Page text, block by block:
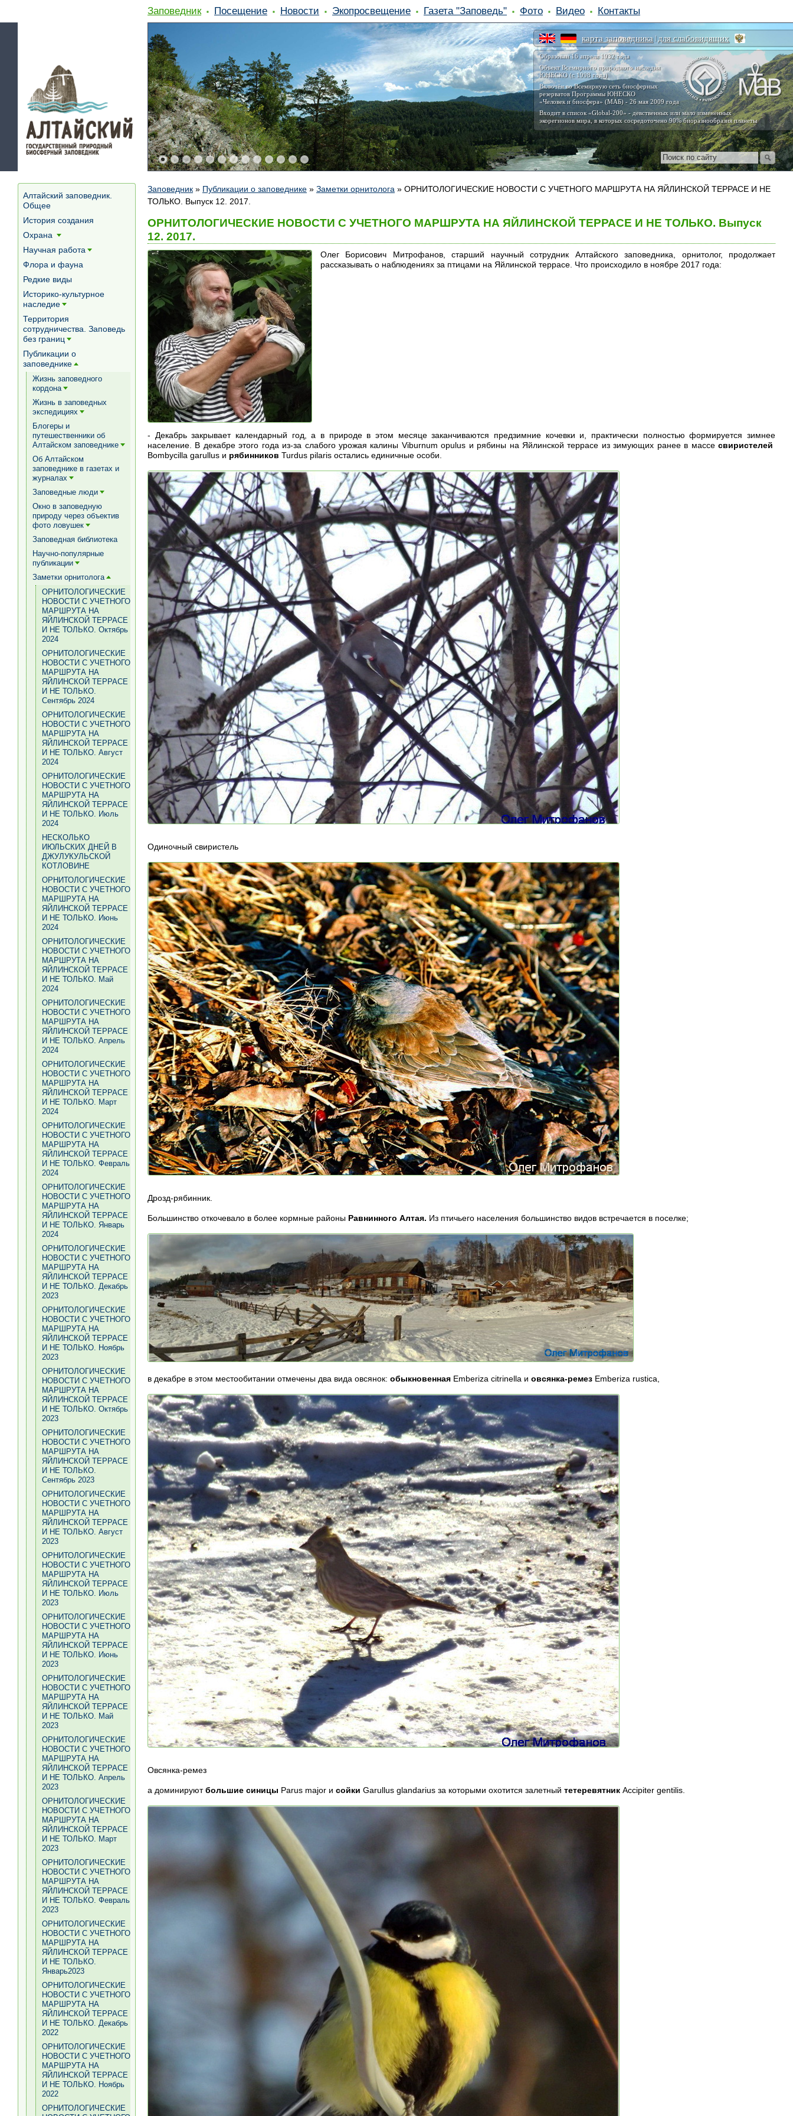
карта заповедника | для слабовидящих
Образован 16 апреля 1932 года
Объект Всемирного природного наследия
ЮНЕСКО (с 1998 года)
Включён во Всемирную сеть биосферных
резерватов Программы ЮНЕСКО
«Человек и биосфера» (МАБ) - 26 мая 2009 года
Входит в список «Global-200» - девственных или мало изменённых
экорегионов мира, в которых сосредоточено 90% биоразнообразия планеты
Заповедник Посещение Новости Экопросвещение Газета "Заповедь" Фото Видео Контакты
Заповедник » Публикации о заповеднике » Заметки орнитолога » ОРНИТОЛОГИЧЕСКИЕ НОВОСТИ С УЧЕТНОГО МАРШРУТА НА ЯЙЛИНСКОЙ ТЕРРАСЕ И НЕ
ТОЛЬКО. Выпуск 12. 2017.
ОРНИТОЛОГИЧЕСКИЕ НОВОСТИ С УЧЕТНОГО МАРШРУТА НА ЯЙЛИНСКОЙ ТЕРРАСЕ И НЕ ТОЛЬКО. Выпуск
12. 2017.
Олег Борисович Митрофанов, старший научный сотрудник Алтайского заповедника, орнитолог, продолжает
рассказывать о наблюдениях за птицами на Яйлинской террасе. Что происходило в ноябре 2017 года:
- Декабрь закрывает календарный год, а в природе в этом месяце заканчиваются предзимние кочевки и, практически полностью формируется зимнее
население. В декабре этого года из-за слабого урожая калины Viburnum opulus и рябины на Яйлинской террасе из зимующих ранее в массе свиристелей
Bombycilla garullus и рябинников Turdus pilaris остались единичные особи.
Одиночный свиристель
Дрозд-рябинник.
Большинство откочевало в более кормные районы Равнинного Алтая. Из птичьего населения большинство видов встречается в поселке;
в декабре в этом местообитании отмечены два вида овсянок: обыкновенная Emberiza citrinella и овсянка-ремез Emberiza rustica,
Овсянка-ремез
а доминируютбольшие синицы Parus major и сойки Garullus glandarius за которыми охотится залетный тетеревятник Accipiter gentilis.
Алтайский заповедник.
Общее
История создания
Охрана
Научная работа
Флора и фауна
Редкие виды
Историко-культурное
наследие
Территория
сотрудничества. Заповедь
без границ
Публикации о
заповеднике [+]
Жизнь заповедного
кордона
Жизнь в заповедных
экспедициях
Блогеры и
путешественники об
Алтайском заповеднике
Об Алтайском
заповеднике в газетах и
журналах
Заповедные люди
Окно в заповедную
природу через объектив
фото ловушек
Заповедная библиотека
Научно-популярные
публикации
Заметки орнитолога [+]
ОРНИТОЛОГИЧЕСКИЕ
НОВОСТИ С УЧЕТНОГО
МАРШРУТА НА
ЯЙЛИНСКОЙ ТЕРРАСЕ
И НЕ ТОЛЬКО. Октябрь
2024
ОРНИТОЛОГИЧЕСКИЕ
НОВОСТИ С УЧЕТНОГО
МАРШРУТА НА
ЯЙЛИНСКОЙ ТЕРРАСЕ
И НЕ ТОЛЬКО.
Сентябрь 2024
ОРНИТОЛОГИЧЕСКИЕ
НОВОСТИ С УЧЕТНОГО
МАРШРУТА НА
ЯЙЛИНСКОЙ ТЕРРАСЕ
И НЕ ТОЛЬКО. Август
2024
ОРНИТОЛОГИЧЕСКИЕ
НОВОСТИ С УЧЕТНОГО
МАРШРУТА НА
ЯЙЛИНСКОЙ ТЕРРАСЕ
И НЕ ТОЛЬКО. Июль
2024
НЕСКОЛЬКО
ИЮЛЬСКИХ ДНЕЙ В
ДЖУЛУКУЛЬСКОЙ
КОТЛОВИНЕ
ОРНИТОЛОГИЧЕСКИЕ
НОВОСТИ С УЧЕТНОГО
МАРШРУТА НА
ЯЙЛИНСКОЙ ТЕРРАСЕ
И НЕ ТОЛЬКО. Июнь
2024
ОРНИТОЛОГИЧЕСКИЕ
НОВОСТИ С УЧЕТНОГО
МАРШРУТА НА
ЯЙЛИНСКОЙ ТЕРРАСЕ
И НЕ ТОЛЬКО. Май
2024
ОРНИТОЛОГИЧЕСКИЕ
НОВОСТИ С УЧЕТНОГО
МАРШРУТА НА
ЯЙЛИНСКОЙ ТЕРРАСЕ
И НЕ ТОЛЬКО. Апрель
2024
ОРНИТОЛОГИЧЕСКИЕ
НОВОСТИ С УЧЕТНОГО
МАРШРУТА НА
ЯЙЛИНСКОЙ ТЕРРАСЕ
И НЕ ТОЛЬКО. Март
2024
ОРНИТОЛОГИЧЕСКИЕ
НОВОСТИ С УЧЕТНОГО
МАРШРУТА НА
ЯЙЛИНСКОЙ ТЕРРАСЕ
И НЕ ТОЛЬКО. Февраль
2024
ОРНИТОЛОГИЧЕСКИЕ
НОВОСТИ С УЧЕТНОГО
МАРШРУТА НА
ЯЙЛИНСКОЙ ТЕРРАСЕ
И НЕ ТОЛЬКО. Январь
2024
ОРНИТОЛОГИЧЕСКИЕ
НОВОСТИ С УЧЕТНОГО
МАРШРУТА НА
ЯЙЛИНСКОЙ ТЕРРАСЕ
И НЕ ТОЛЬКО. Декабрь
2023
ОРНИТОЛОГИЧЕСКИЕ
НОВОСТИ С УЧЕТНОГО
МАРШРУТА НА
ЯЙЛИНСКОЙ ТЕРРАСЕ
И НЕ ТОЛЬКО. Ноябрь
2023
ОРНИТОЛОГИЧЕСКИЕ
НОВОСТИ С УЧЕТНОГО
МАРШРУТА НА
ЯЙЛИНСКОЙ ТЕРРАСЕ
И НЕ ТОЛЬКО. Октябрь
2023
ОРНИТОЛОГИЧЕСКИЕ
НОВОСТИ С УЧЕТНОГО
МАРШРУТА НА
ЯЙЛИНСКОЙ ТЕРРАСЕ
И НЕ ТОЛЬКО.
Сентябрь 2023
ОРНИТОЛОГИЧЕСКИЕ
НОВОСТИ С УЧЕТНОГО
МАРШРУТА НА
ЯЙЛИНСКОЙ ТЕРРАСЕ
И НЕ ТОЛЬКО. Август
2023
ОРНИТОЛОГИЧЕСКИЕ
НОВОСТИ С УЧЕТНОГО
МАРШРУТА НА
ЯЙЛИНСКОЙ ТЕРРАСЕ
И НЕ ТОЛЬКО. Июль
2023
ОРНИТОЛОГИЧЕСКИЕ
НОВОСТИ С УЧЕТНОГО
МАРШРУТА НА
ЯЙЛИНСКОЙ ТЕРРАСЕ
И НЕ ТОЛЬКО. Июнь
2023
ОРНИТОЛОГИЧЕСКИЕ
НОВОСТИ С УЧЕТНОГО
МАРШРУТА НА
ЯЙЛИНСКОЙ ТЕРРАСЕ
И НЕ ТОЛЬКО. Май
2023
ОРНИТОЛОГИЧЕСКИЕ
НОВОСТИ С УЧЕТНОГО
МАРШРУТА НА
ЯЙЛИНСКОЙ ТЕРРАСЕ
И НЕ ТОЛЬКО. Апрель
2023
ОРНИТОЛОГИЧЕСКИЕ
НОВОСТИ С УЧЕТНОГО
МАРШРУТА НА
ЯЙЛИНСКОЙ ТЕРРАСЕ
И НЕ ТОЛЬКО. Март
2023
ОРНИТОЛОГИЧЕСКИЕ
НОВОСТИ С УЧЕТНОГО
МАРШРУТА НА
ЯЙЛИНСКОЙ ТЕРРАСЕ
И НЕ ТОЛЬКО. Февраль
2023
ОРНИТОЛОГИЧЕСКИЕ
НОВОСТИ С УЧЕТНОГО
МАРШРУТА НА
ЯЙЛИНСКОЙ ТЕРРАСЕ
И НЕ ТОЛЬКО.
Январь2023
ОРНИТОЛОГИЧЕСКИЕ
НОВОСТИ С УЧЕТНОГО
МАРШРУТА НА
ЯЙЛИНСКОЙ ТЕРРАСЕ
И НЕ ТОЛЬКО. Декабрь
2022
ОРНИТОЛОГИЧЕСКИЕ
НОВОСТИ С УЧЕТНОГО
МАРШРУТА НА
ЯЙЛИНСКОЙ ТЕРРАСЕ
И НЕ ТОЛЬКО. Ноябрь
2022
ОРНИТОЛОГИЧЕСКИЕ